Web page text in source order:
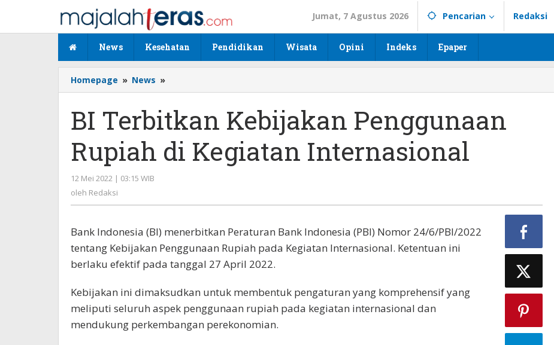
konten
Jumat, 7 Agustus 2026 Pencarian Redaksi
News Kesehatan Pendidikan Wisata Opini Indeks Epaper
Homepage » News »
Terbitkan
Penggunaan
Rupiah
di
Kegiatan
BI Terbitkan Kebijakan Penggunaan
Rupiah di Kegiatan Internasional
12 Mei 2022 | 03:15 WIB
oleh Redaksi
Bank Indonesia (BI) menerbitkan Peraturan Bank Indonesia (PBI) Nomor 24/6/PBI/2022
tentang Kebijakan Penggunaan Rupiah pada Kegiatan Internasional. Ketentuan ini
berlaku efektif pada tanggal 27 April 2022.
Kebijakan ini dimaksudkan untuk membentuk pengaturan yang komprehensif yang
meliputi seluruh aspek penggunaan rupiah pada kegiatan internasional dan
mendukung perkembangan perekonomian.